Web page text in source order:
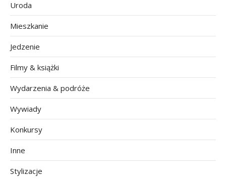
Uroda
Mieszkanie
Jedzenie
Filmy & książki
Wydarzenia & podróże
Wywiady
Konkursy
Inne
Stylizacje